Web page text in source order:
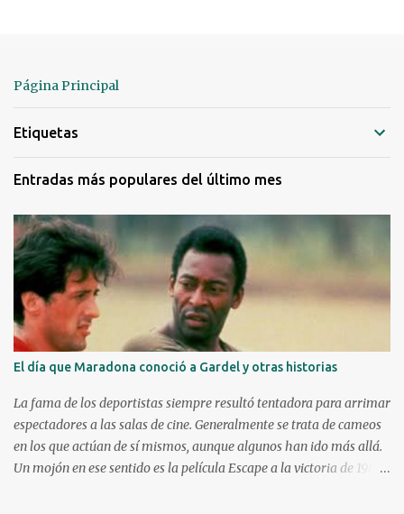
r
u
c
m
e
t
a
r
i
o
Página Principal
Etiquetas
Entradas más populares del último mes
El día que Maradona conoció a Gardel y otras historias
La fama de los deportistas siempre resultó tentadora para arrimar
espectadores a las salas de cine. Generalmente se trata de cameos
en los que actúan de sí mismos, aunque algunos han ido más allá.
Un mojón en ese sentido es la película Escape a la victoria de 1982